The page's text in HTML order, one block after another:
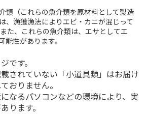
類（これらの魚介類を原材料として製造
、漁獲漁法によりエビ・カニが混じって
た、これらの魚介類は、エサとしてエ
能性があります。
です。
されていない「小道具類」はお届け
おりません。
なるパソコンなどの環境により、実
ります。